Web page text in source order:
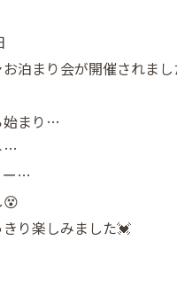
泊まり会が開催されまし
始まり…
…
ー…
り楽しみました💓